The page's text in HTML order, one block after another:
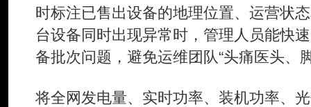
时标注已售出设备的地理位置、运营状
台设备同时出现异常时，管理人员能快
备批次问题，避免运维团队“头痛医头、
将全网发电量、实时功率、装机功率、